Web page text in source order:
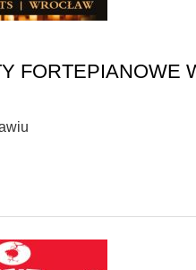
FORTEPIANOWE